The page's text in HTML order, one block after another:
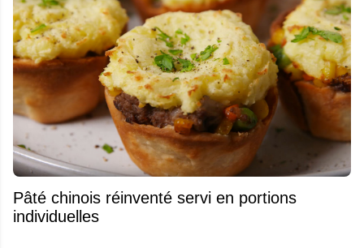
Pâté chinois réinventé servi en portions
individuelles